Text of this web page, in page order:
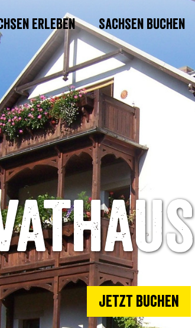
erleben Sachsen buchen
Jetzt buchen